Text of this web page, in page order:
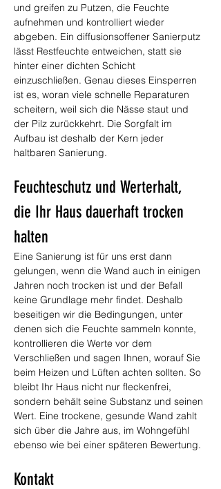
und greifen zu Putzen, die Feuchte
aufnehmen und kontrolliert wieder
abgeben. Ein diffusionsoffener Sanierputz
lässt Restfeuchte entweichen, statt sie
hinter einer dichten Schicht
einzuschließen. Genau dieses Einsperren
ist es, woran viele schnelle Reparaturen
scheitern, weil sich die Nässe staut und
der Pilz zurückkehrt. Die Sorgfalt im
Aufbau ist deshalb der Kern jeder
haltbaren Sanierung.
Feuchteschutz und Werterhalt,
die Ihr Haus dauerhaft trocken
halten
Eine Sanierung ist für uns erst dann
gelungen, wenn die Wand auch in einigen
Jahren noch trocken ist und der Befall
keine Grundlage mehr findet. Deshalb
beseitigen wir die Bedingungen, unter
denen sich die Feuchte sammeln konnte,
kontrollieren die Werte vor dem
Verschließen und sagen Ihnen, worauf Sie
beim Heizen und Lüften achten sollten. So
bleibt Ihr Haus nicht nur fleckenfrei,
sondern behält seine Substanz und seinen
Wert. Eine trockene, gesunde Wand zahlt
sich über die Jahre aus, im Wohngefühl
ebenso wie bei einer späteren Bewertung.
Kontakt